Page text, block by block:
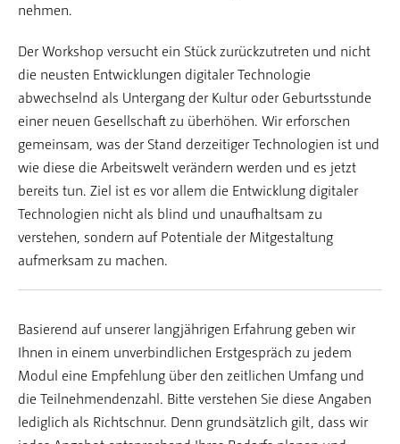
nehmen.
Der Workshop versucht ein Stück zurückzutreten und nicht
die neusten Entwicklungen digitaler Technologie
abwechselnd als Untergang der Kultur oder Geburtsstunde
einer neuen Gesellschaft zu überhöhen. Wir erforschen
gemeinsam, was der Stand derzeitiger Technologien ist und
wie diese die Arbeitswelt verändern werden und es jetzt
bereits tun. Ziel ist es vor allem die Entwicklung digitaler
Technologien nicht als blind und unaufhaltsam zu
verstehen, sondern auf Potentiale der Mitgestaltung
aufmerksam zu machen.
Basierend auf unserer langjährigen Erfahrung geben wir
Ihnen in einem unverbindlichen Erstgespräch zu jedem
Modul eine Empfehlung über den zeitlichen Umfang und
die Teilnehmendenzahl. Bitte verstehen Sie diese Angaben
lediglich als Richtschnur. Denn grundsätzlich gilt, dass wir